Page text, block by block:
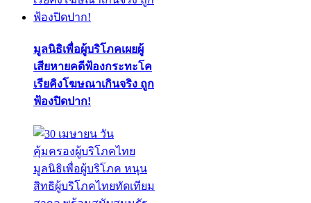
มูลนิธิเพื่อผู้บริโภคเผยผู้
เสียหายคดีฟ้องกระทะโค
เรียคิงโฆษณาเกินจริง ถูก
ฟ้องปิดปาก!